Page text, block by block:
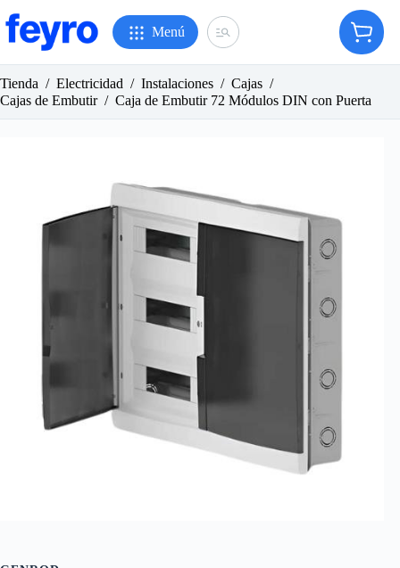
al
contenido
Menú
Carro
de
Tienda / Electricidad / Instalaciones / Cajas /
Cajas de Embutir / Caja de Embutir 72 Módulos DIN con Puerta